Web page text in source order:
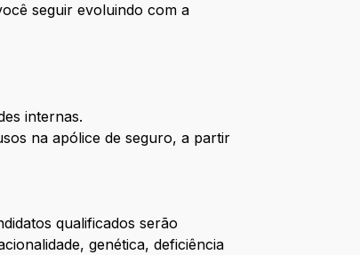
seguir evoluindo com a
internas.
na apólice de seguro, a partir
qualificados serão
genética, deficiência